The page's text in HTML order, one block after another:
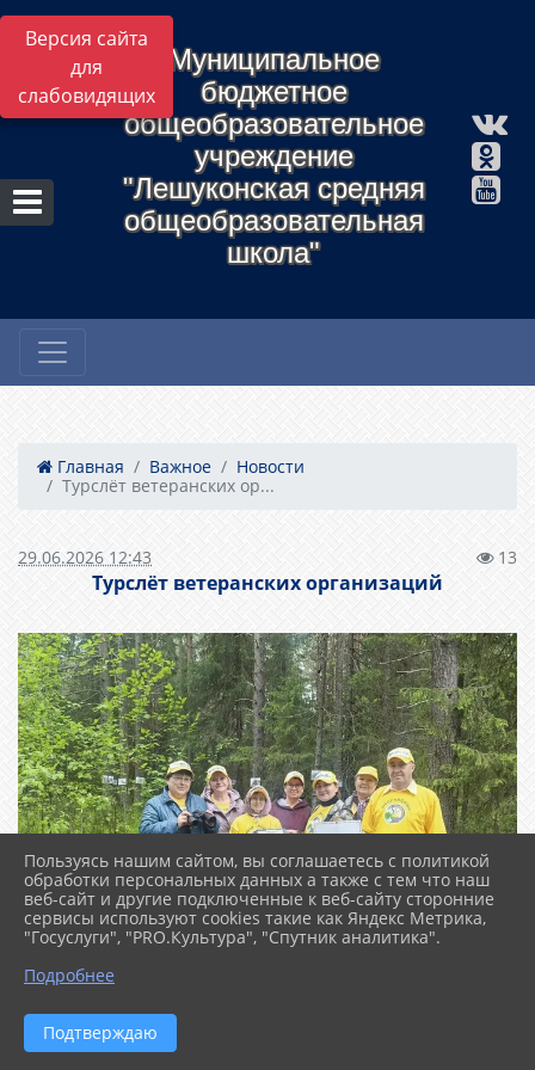
Версия сайта
для
слабовидящих
Муниципальное
бюджетное
общеобразовательное
учреждение
"Лешуконская средняя
общеобразовательная
школа"
Главная Важное
Новости
Турслёт ветеранских ор...
29.06.2026 12:43 13
Турслёт ветеранских организаций
Пользуясь нашим сайтом, вы соглашаетесь с политикой
обработки персональных данных а также с тем что наш
веб-сайт и другие подключенные к веб-сайту сторонние
сервисы используют cookies такие как Яндекс Метрика,
"Госуслуги", "PRO.Культура", "Спутник аналитика".
Подробнее
Подтверждаю